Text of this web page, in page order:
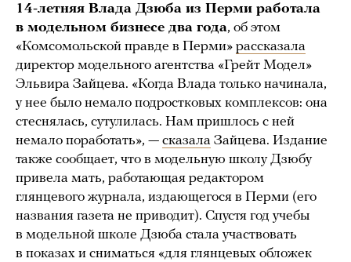
14-летняя Влада Дзюба из Перми работала
в модельном бизнесе два года, об этом
«Комсомольской правде в Перми» рассказала
директор модельного агентства «Грейт Модел»
Эльвира Зайцева. «Когда Влада только начинала,
у нее было немало подростковых комплексов: она
стеснялась, сутулилась. Нам пришлось с ней
немало поработать», — сказала Зайцева. Издание
также сообщает, что в модельную школу Дзюбу
привела мать, работающая редактором
глянцевого журнала, издающегося в Перми (его
названия газета не приводит). Спустя год учебы
в модельной школе Дзюба стала участвовать
в показах и сниматься «для глянцевых обложек